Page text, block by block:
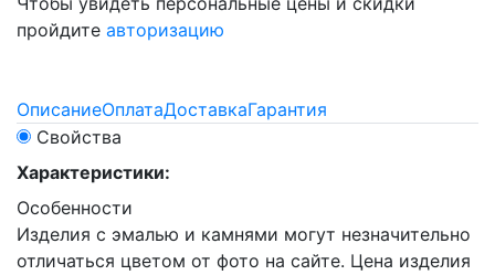
пройдите авторизацию
ОписаниеОплатаДоставкаГарантия
Свойства
Характеристики:
Особенности
Изделия с эмалью и камнями могут незначительно
отличаться цветом от фото на сайте. Цена изделия